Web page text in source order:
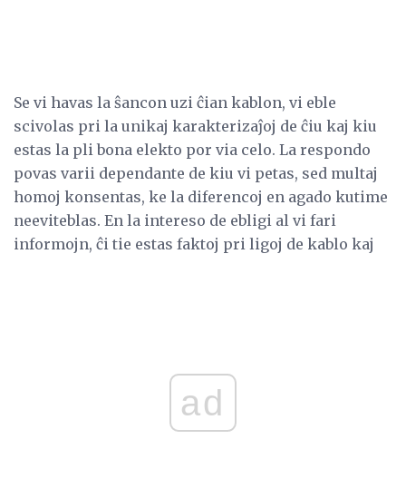
Se vi havas la ŝancon uzi ĉian kablon, vi eble
scivolas pri la unikaj karakterizaĵoj de ĉiu kaj kiu
estas la pli bona elekto por via celo. La respondo
povas varii dependante de kiu vi petas, sed multaj
homoj konsentas, ke la diferencoj en agado kutime
neeviteblas. En la intereso de ebligi al vi fari
informojn, ĉi tie estas faktoj pri ligoj de kablo kaj
ad